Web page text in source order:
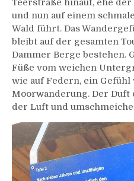
Teerstraße hinauf, ehe
und nun auf einem
Wald führt. Das
bleibt auf der gesamten
Dammer Berge bestehen.
Füße vom weichen
wie auf Federn, ein
Moorwanderung. Der
der Luft und